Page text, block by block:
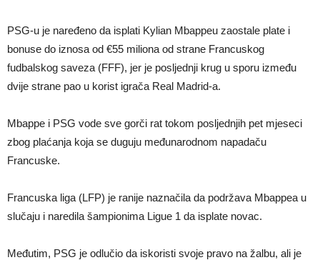
Istina konačno isplivala na površinu! Rodri ponizio Real Madrid kao
niko do sada, bolje je da ne dolazi u Madrid!
Pobijedio Đokovića nakon 0:2 na Rolan Garosu, sada je dao
sramotan komentar na njegov račun
PSG-u je naređeno da isplati Kylian Mbappeu zaostale plate i
bonuse do iznosa od €55 miliona od strane Francuskog
fudbalskog saveza (FFF), jer je posljednji krug u sporu između
dvije strane pao u korist igrača Real Madrid-a.
Mbappe i PSG vode sve gorči rat tokom posljednjih pet mjeseci
zbog plaćanja koja se duguju međunarodnom napadaču
Francuske.
Francuska liga (LFP) je ranije naznačila da podržava Mbappea u
slučaju i naredila šampionima Ligue 1 da isplate novac.
Međutim, PSG je odlučio da iskoristi svoje pravo na žalbu, ali je